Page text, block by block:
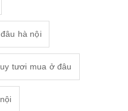
hà nội
tươi mua ở đâu